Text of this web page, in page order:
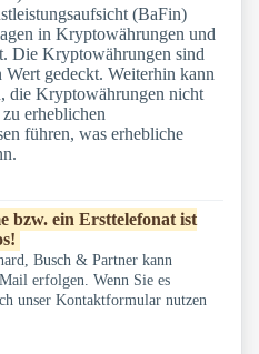
(BaFin)
in Kryptowährungen und
Die Kryptowährungen sind
gedeckt. Weiterhin kann
die Kryptowährungen nicht
erheblichen
führen, was erhebliche
bzw. ein Ersttelefonat ist
Busch & Partner kann
erfolgen. Wenn Sie es
unser Kontaktformular nutzen